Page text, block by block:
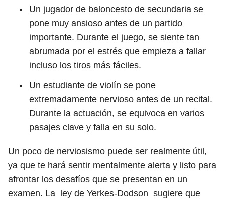
Un jugador de baloncesto de secundaria se
pone muy ansioso antes de un partido
importante. Durante el juego, se siente tan
abrumada por el estrés que empieza a fallar
incluso los tiros más fáciles.
Un estudiante de violín se pone
extremadamente nervioso antes de un recital.
Durante la actuación, se equivoca en varios
pasajes clave y falla en su solo.
Un poco de nerviosismo puede ser realmente útil,
ya que te hará sentir mentalmente alerta y listo para
afrontar los desafíos que se presentan en un
examen. La ley de Yerkes-Dodson sugiere que